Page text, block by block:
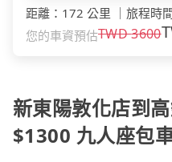
距離 ： 172 公里 旅程時
您的車資預估TWD3600
新東陽敦化店到
$1300 九人座包